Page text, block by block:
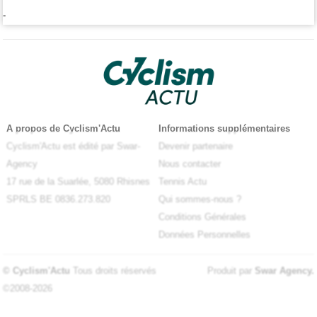
-
A propos de Cyclism'Actu
Cyclism'Actu est édité par Swar-
Agency
17 rue de la Suarlée, 5080 Rhisnes
SPRLS BE 0836.273.820
Informations supplémentaires
Devenir partenaire
Nous contacter
Tennis Actu
Qui sommes-nous ?
Conditions Générales
Données Personnelles
© Cyclism'Actu Tous droits réservés
©2008-2026
Produit par Swar Agency.